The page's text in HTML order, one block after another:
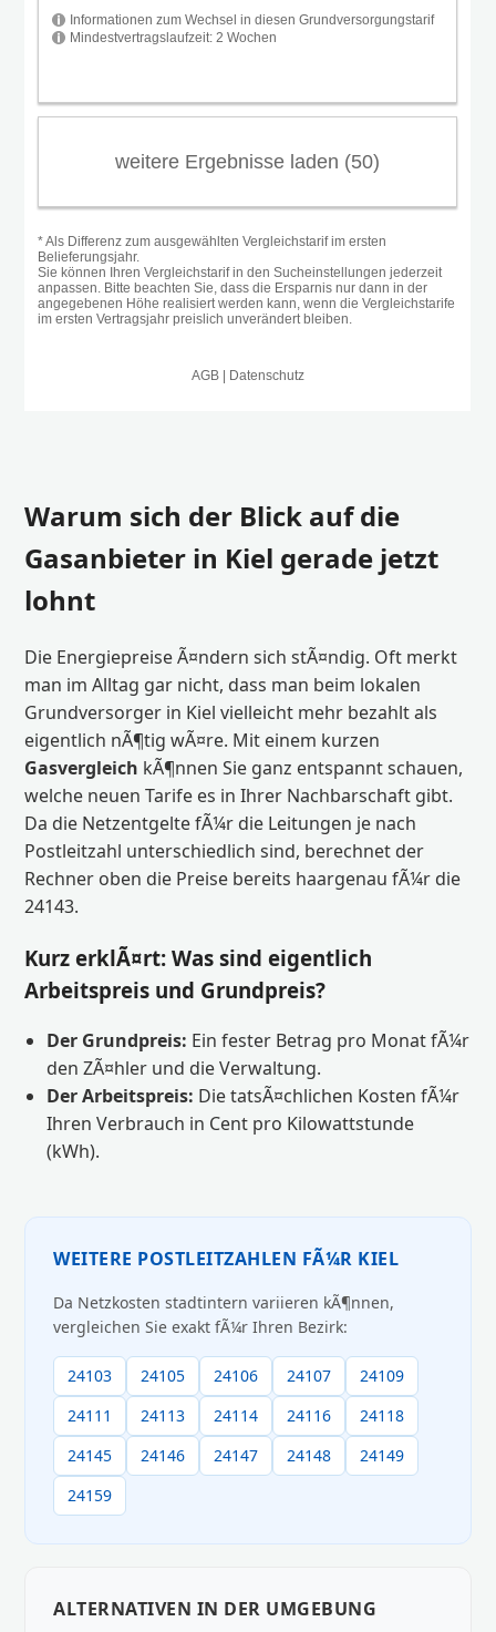
Warum sich der Blick auf die
Gasanbieter in Kiel gerade jetzt
lohnt
Die Energiepreise Ã¤ndern sich stÃ¤ndig. Oft merkt
man im Alltag gar nicht, dass man beim lokalen
Grundversorger in Kiel vielleicht mehr bezahlt als
eigentlich nÃ¶tig wÃ¤re. Mit einem kurzen
Gasvergleich kÃ¶nnen Sie ganz entspannt schauen,
welche neuen Tarife es in Ihrer Nachbarschaft gibt.
Da die Netzentgelte fÃ¼r die Leitungen je nach
Postleitzahl unterschiedlich sind, berechnet der
Rechner oben die Preise bereits haargenau fÃ¼r die
24143.
Kurz erklÃ¤rt: Was sind eigentlich
Arbeitspreis und Grundpreis?
Der Grundpreis: Ein fester Betrag pro Monat fÃ¼r
den ZÃ¤hler und die Verwaltung.
Der Arbeitspreis: Die tatsÃ¤chlichen Kosten fÃ¼r
Ihren Verbrauch in Cent pro Kilowattstunde
(kWh).
WEITERE POSTLEITZAHLEN FÃ¼R KIEL
Da Netzkosten stadtintern variieren kÃ¶nnen,
vergleichen Sie exakt fÃ¼r Ihren Bezirk:
24103 24105 24106 24107
24109
24111
24113 24114 24116
24118
24145
24146 24147 24148
24149
24159
ALTERNATIVEN IN DER UMGEBUNG